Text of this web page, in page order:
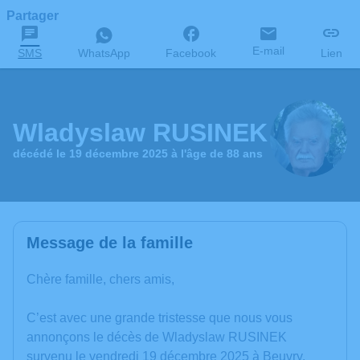
Partager
SMS WhatsApp Facebook E-mail Lien
Wladyslaw RUSINEK
décédé le 19 décembre 2025 à l'âge de 88 ans
Message de la famille
Chère famille, chers amis,
C’est avec une grande tristesse que nous vous
annonçons le décès de Wladyslaw RUSINEK
survenu le vendredi 19 décembre 2025 à Beuvry.